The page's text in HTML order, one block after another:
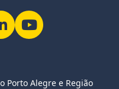
Porto Alegre e Região